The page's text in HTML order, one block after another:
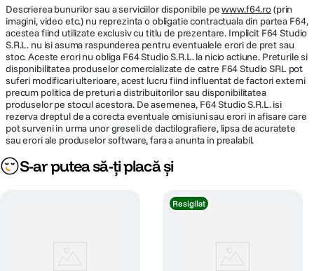
Descrierea bunurilor sau a serviciilor disponibile pewww.f64.ro(prin
imagini, video etc.) nu reprezinta o obligatie contractuala din partea F64,
acestea fiind utilizate exclusiv cu titlu de prezentare. Implicit F64 Studio
S.R.L. nu isi asuma raspunderea pentru eventualele erori de pret sau
stoc. Aceste erori nu obliga F64 Studio S.R.L. la nicio actiune. Preturile si
disponibilitatea produselor comercializate de catre F64 Studio SRL pot
suferi modificari ulterioare, acest lucru fiind influentat de factori externi
precum politica de preturi a distribuitorilor sau disponibilitatea
produselor pe stocul acestora. De asemenea, F64 Studio S.R.L. isi
rezerva dreptul de a corecta eventuale omisiuni sau erori in afisare care
pot surveni in urma unor greseli de dactilografiere, lipsa de acuratete
sau erori ale produselor software, fara a anunta in prealabil.
S-ar putea să-ți placă și
Resigilat